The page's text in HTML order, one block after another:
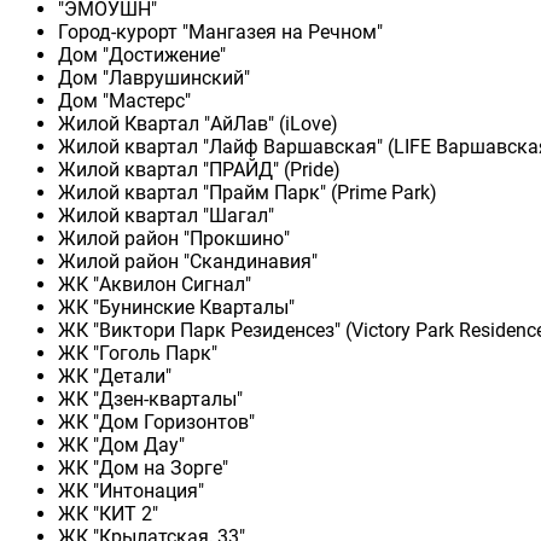
"ЭМОУШН"
Город-курорт "Мангазея на Речном"
Дом "Достижение"
Дом "Лаврушинский"
Дом "Мастерс"
Жилой Квартал "АйЛав" (iLove)
Жилой квартал "Лайф Варшавская" (LIFE
Жилой квартал "ПРАЙД" (Pride)
Жилой квартал "Прайм Парк" (Prime Park)
Жилой квартал "Шагал"
Жилой район "Прокшино"
Жилой район "Скандинавия"
ЖК "Аквилон Сигнал"
ЖК "Бунинские Кварталы"
ЖК "Виктори Парк Резиденсез" (Victory Park
ЖК "Гоголь Парк"
ЖК "Детали"
ЖК "Дзен-кварталы"
ЖК "Дом Горизонтов"
ЖК "Дом Дау"
ЖК "Дом на Зорге"
ЖК "Интонация"
ЖК "КИТ 2"